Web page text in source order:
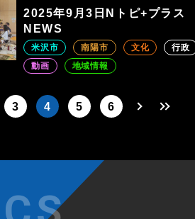
2025年9月3日Nトピ+プラス
NEWS
米沢市 南陽市 文化
行政
動画
地域情報
3 4 5 6